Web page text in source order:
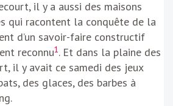
il y a aussi des maisons
qui racontent la conquête de la
d’un savoir-faire constructif
reconnu1 . Et dans la plaine des
il y avait ce samedi des jeux
des glaces, des barbes à